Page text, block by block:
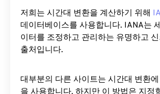
저희는 시간대 변환을 계산하기 위해
데이터베이스를 사용합니다. IANA는
이터를 조정하고 관리하는 유명하고
출처입니다.
대부분의 다른 사이트는 시간대 변환
을 사용합니다. 하지만 이 방법은 지정